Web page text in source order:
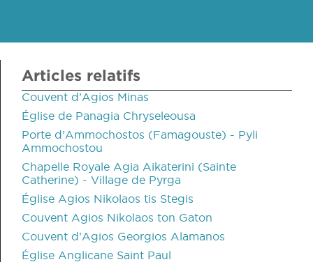
Articles relatifs
Couvent d’Agios Minas
Église de Panagia Chryseleousa
Porte d’Ammochostos (Famagouste) - Pyli
Ammochostou
Chapelle Royale Agia Aikaterini (Sainte
Catherine) - Village de Pyrga
Église Agios Nikolaos tis Stegis
Couvent Agios Nikolaos ton Gaton
Couvent d’Agios Georgios Alamanos
Église Anglicane Saint Paul